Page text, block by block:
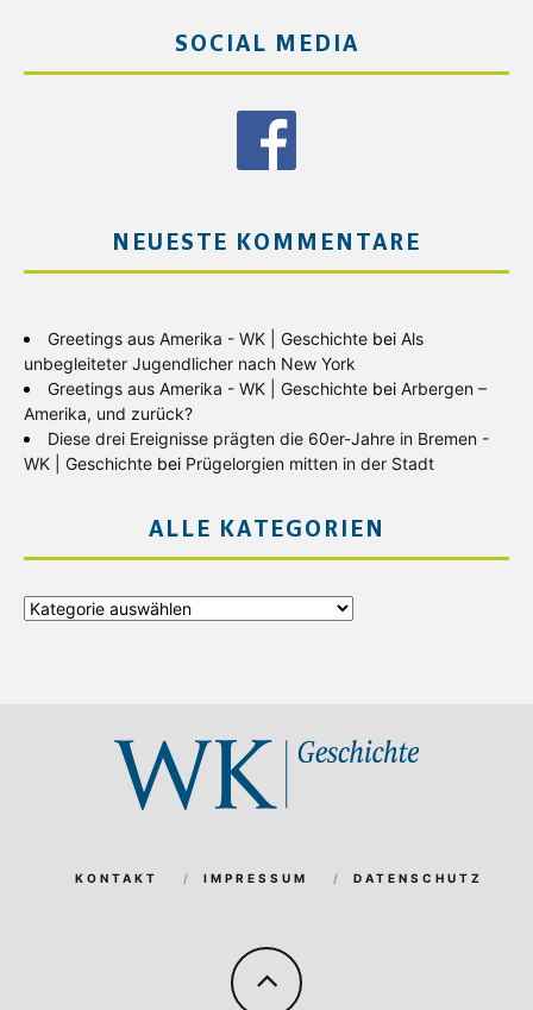
SOCIAL MEDIA
NEUESTE KOMMENTARE
Greetings aus Amerika - WK | Geschichte bei Als
unbegleiteter Jugendlicher nach New York
Greetings aus Amerika - WK | Geschichte bei Arbergen –
Amerika, und zurück?
Diese drei Ereignisse prägten die 60er-Jahre in Bremen -
WK | Geschichte bei Prügelorgien mitten in der Stadt
ALLE KATEGORIEN
Alle
KONTAKT IMPRESSUM DATENSCHUTZ